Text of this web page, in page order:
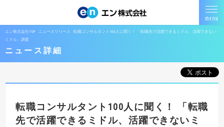
エン株式会社TOP ニュースリリース
転職コンサルタント100人に聞く！ 「転職先で活躍できるミドル、活躍できない
ミドル」調査
ニュース詳細
転職コンサルタント100人に聞く！
「転職
先で活躍できるミドル、活躍できないミ